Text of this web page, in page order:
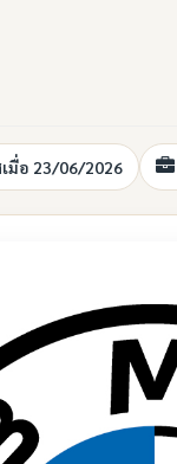
มื่อ 23/06/2026